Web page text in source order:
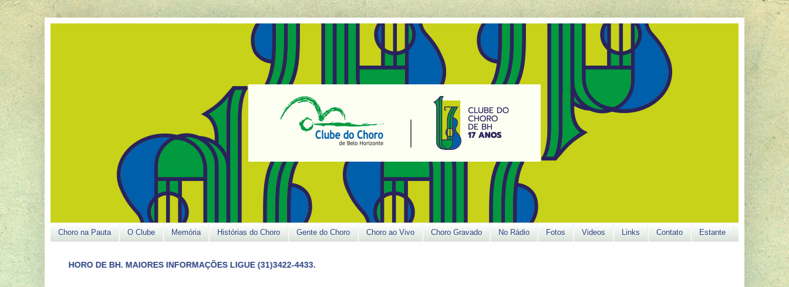
Choro na Pauta O Clube Memória Histórias do Choro Gente do Choro Choro ao Vivo Choro Gravado No Rádio Fotos Videos Links Contato Estante
DE BH. MAIORES INFORMAÇÕES LIGUE (31)3422-4433.